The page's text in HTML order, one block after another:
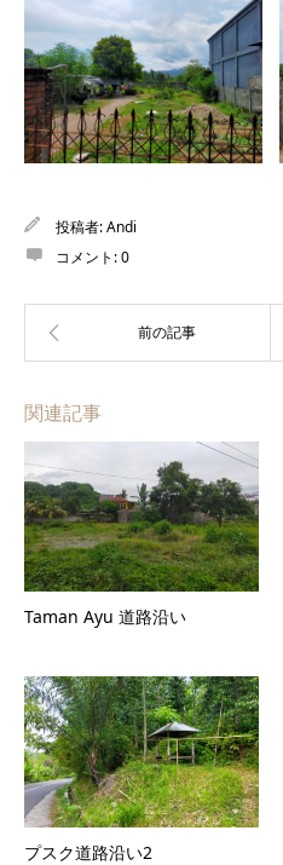
投稿者:Andi
コメント:0
関連記事
Taman Ayu 道路沿い
プスク道路沿い2